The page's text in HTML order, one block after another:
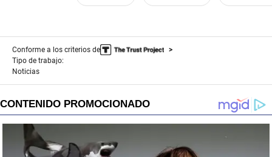
Conforme a los criterios de
Tipo de trabajo:
Noticias